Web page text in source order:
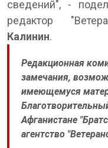
сведений", -
редактор
Калинин.
Редакционная
замечания,
имеющемуся
Афганистане
агентство